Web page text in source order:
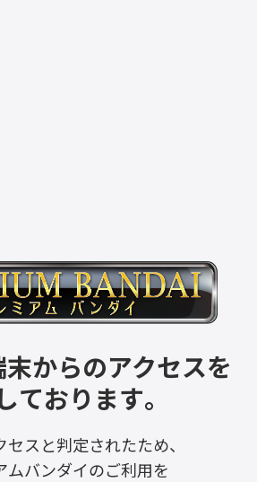
からのアクセスを
ております。
スと判定されたため、
ムバンダイのご利用を